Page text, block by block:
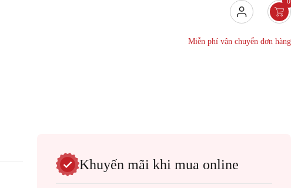
Miễn phí vận chuyển đơn hàng
Khuyến mãi khi mua online